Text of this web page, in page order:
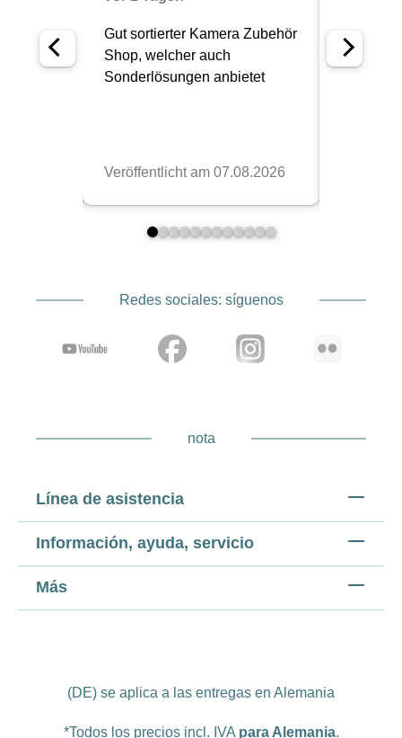
Redes sociales: síguenos
nota
Línea de asistencia
Información, ayuda, servicio
Más
(DE) se aplica a las entregas en Alemania
*Todos los precios incl. IVA para Alemania.